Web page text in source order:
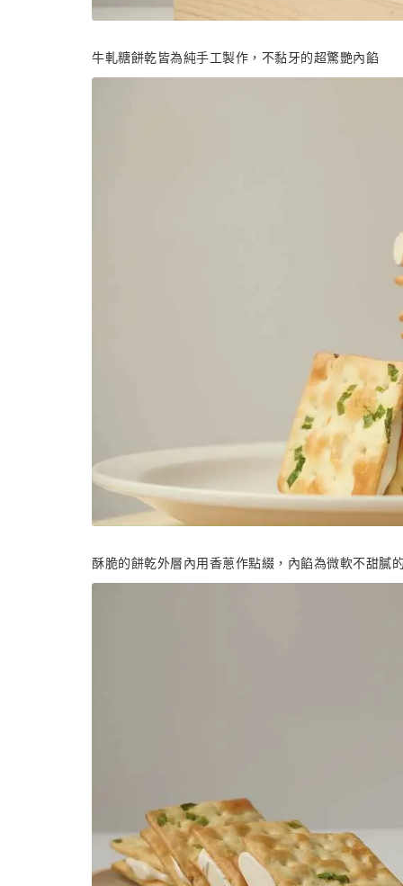
牛軋糖餅乾皆為純手工製作，不黏牙的超驚艷內餡
酥脆的餅乾外層內用香蔥作點綴，內餡為微軟不甜膩